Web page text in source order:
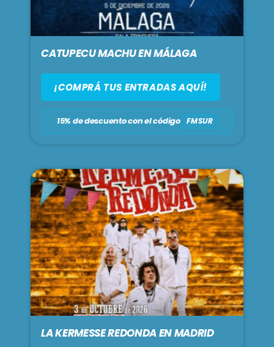
CATUPECU MACHU EN MÁLAGA
¡COMPRÁ TUS ENTRADAS AQUÍ!
15% de descuento con el código FMSUR
LA KERMESSE REDONDA EN MADRID